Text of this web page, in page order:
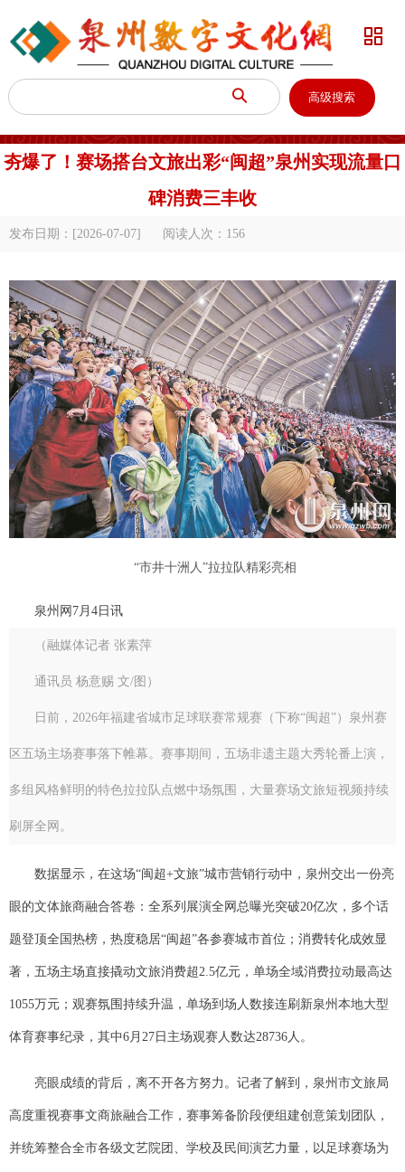
 高级搜索

夯爆了！赛场搭台文旅出彩“闽超”泉州实现流量口
碑消费三丰收
发布日期：[2026-07-07] 阅读人次： 156
“市井十洲人”拉拉队精彩亮相
泉州网7月4日讯
（融媒体记者 张素萍
通讯员 杨意赐 文/图）
日前，2026年福建省城市足球联赛常规赛（下称“闽超”）泉州赛
区五场主场赛事落下帷幕。赛事期间，五场非遗主题大秀轮番上演，
多组风格鲜明的特色拉拉队点燃中场氛围，大量赛场文旅短视频持续
刷屏全网。
数据显示，在这场“闽超+文旅”城市营销行动中，泉州交出一份亮
眼的文体旅商融合答卷：全系列展演全网总曝光突破20亿次，多个话
题登顶全国热榜，热度稳居“闽超”各参赛城市首位；消费转化成效显
著，五场主场直接撬动文旅消费超2.5亿元，单场全域消费拉动最高达
1055万元；观赛氛围持续升温，单场到场人数接连刷新泉州本地大型
体育赛事纪录，其中6月27日主场观赛人数达28736人。
亮眼成绩的背后，离不开各方努力。记者了解到，泉州市文旅局
高度重视赛事文商旅融合工作，赛事筹备阶段便组建创意策划团队，
并统筹整合全市各级文艺院团、学校及民间演艺力量，以足球赛场为